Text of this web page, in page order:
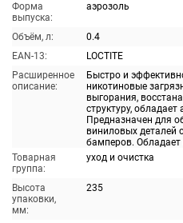
Форма
выпуска:
аэрозоль
Объём, л:
0.4
EAN-13:
LOCTITE
Расширенное
описание:
Быстро и
никотиновые
выгорания,
структуру,
Предназначен для
виниловых деталей
бамперов.
Товарная
группа:
уход и очистка
Высота
упаковки,
мм:
235